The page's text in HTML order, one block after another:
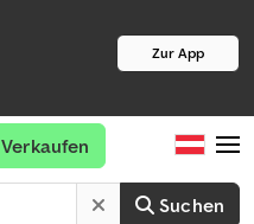
Zur App
Suchen
Verkaufen